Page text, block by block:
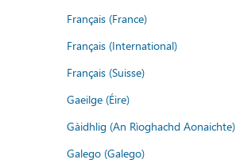
Français (France)
Français (International)
Français (Suisse)
Gaeilge (Éire)
Gàidhlig (An Rìoghachd Aonaichte)
Galego (Galego)